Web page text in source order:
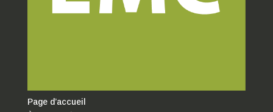
Page d’accueil